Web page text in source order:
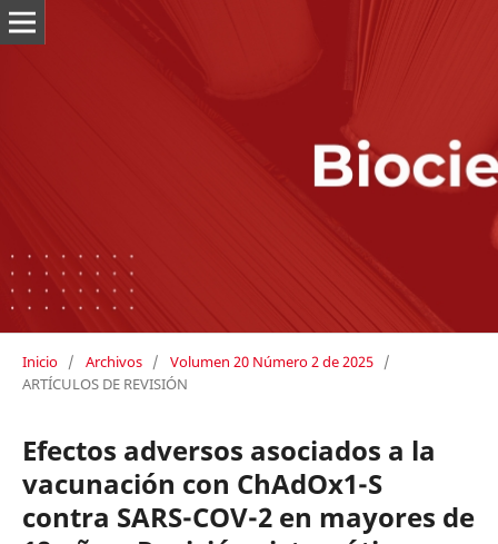
Inicio / Archivos / Volumen 20 Número 2 de 2025 /
ARTÍCULOS DE REVISIÓN
Efectos adversos asociados a la
vacunación con ChAdOx1-S
contra SARS-COV-2 en mayores de